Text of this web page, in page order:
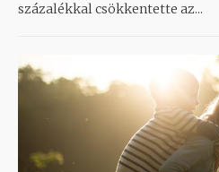
százalékkal csökkentette az...